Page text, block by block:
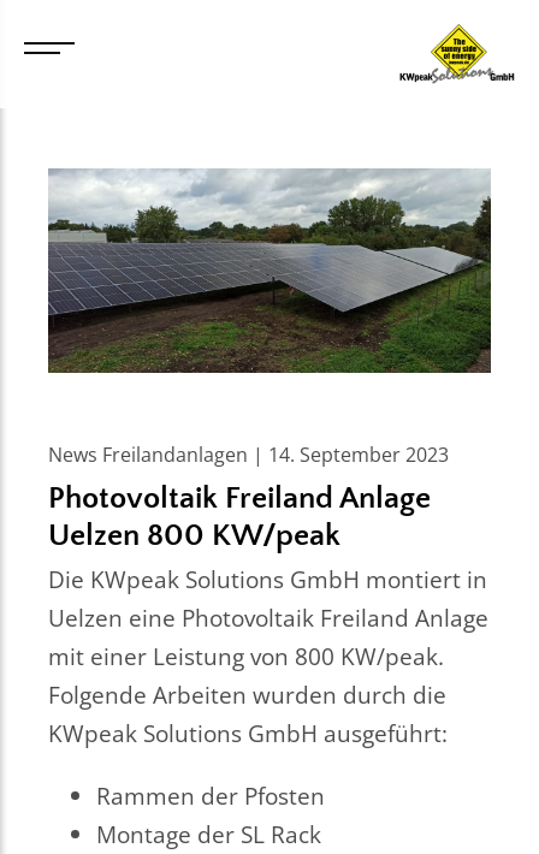
News Freilandanlagen | 14. September 2023
Photovoltaik Freiland Anlage
Uelzen 800 KW/peak
Die KWpeak Solutions GmbH montiert in
Uelzen eine Photovoltaik Freiland Anlage
mit einer Leistung von 800 KW/peak.
Folgende Arbeiten wurden durch die
KWpeak Solutions GmbH ausgeführt:
Rammen der Pfosten
Montage der SL Rack